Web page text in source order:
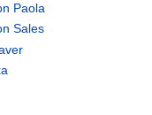
Paola
Sales